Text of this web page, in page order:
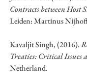
Contracts between Host
Leiden: Martinus
Kavaljit Singh, (2016).
Treaties: Critical Issues
Netherland.